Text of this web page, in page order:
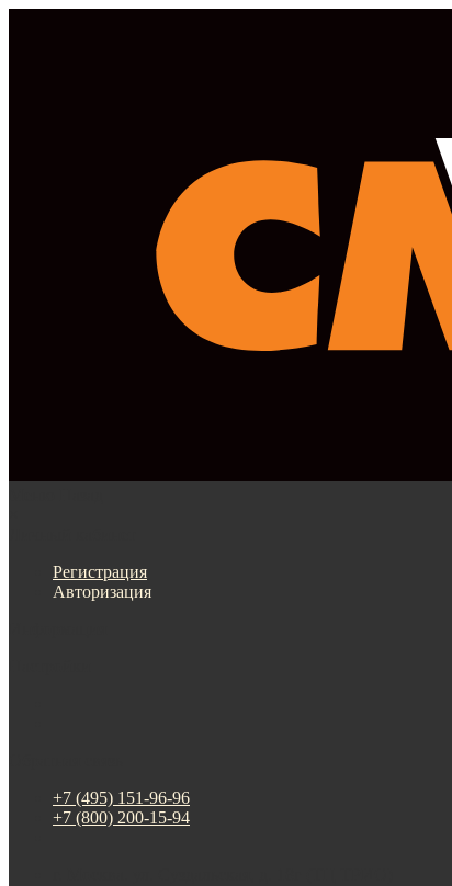
Регистрация
Авторизация
+7 (495) 151-96-96
+7 (800) 200-15-94